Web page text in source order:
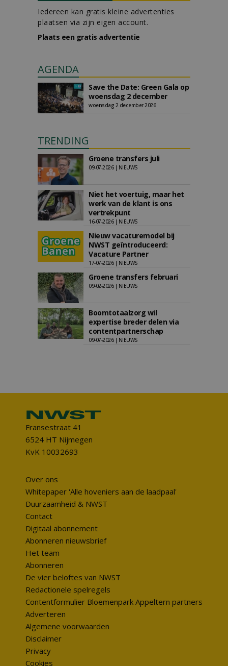
Iedereen kan gratis kleine advertenties
plaatsen via zijn eigen account.
Plaats een gratis advertentie
AGENDA
Save the Date: Green Gala op
woensdag 2 december
woensdag 2 december 2026
TRENDING
Groene transfers juli
09-07-2026 | NIEUWS
Niet het voertuig, maar het
werk van de klant is ons
vertrekpunt
16-07-2026 | NIEUWS
Nieuw vacaturemodel bij
NWST geïntroduceerd:
Vacature Partner
17-07-2026 | NIEUWS
Groene transfers februari
09-02-2026 | NIEUWS
Boomtotaalzorg wil
expertise breder delen via
contentpartnerschap
09-07-2026 | NIEUWS
Fransestraat 41
6524 HT Nijmegen
KvK 10032693
Over ons
Whitepaper 'Alle hoveniers aan de laadpaal'
Duurzaamheid & NWST
Contact
Digitaal abonnement
Abonneren nieuwsbrief
Het team
Abonneren
De vier beloftes van NWST
Redactionele spelregels
Contentformulier Bloemenpark Appeltern partners
Adverteren
Algemene voorwaarden
Disclaimer
Privacy
Cookies